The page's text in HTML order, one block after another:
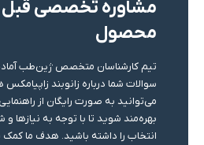
مشاوره تخصصی قبل
محصول
تیم کارشناسان متخصص ژین‌طب
سوالات شما درباره زانوبند
می‌توانید به صورت رایگان از
بهره‌مند شوید تا با توجه به نیازها
انتخاب را داشته باشید. هدف ما کمک